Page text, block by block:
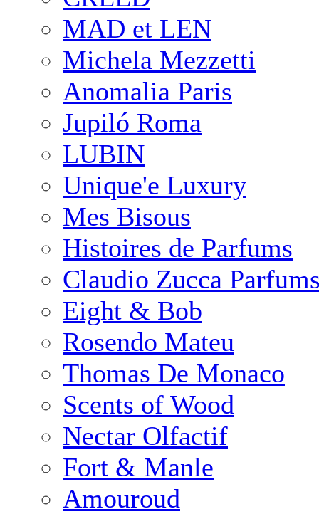
MAD et LEN
Michela Mezzetti
Anomalia Paris
Jupiló Roma
LUBIN
Unique'e Luxury
Mes Bisous
Histoires de Parfums
Claudio Zucca
Eight & Bob
Rosendo Mateu
Thomas De Monaco
Scents of Wood
Nectar Olfactif
Fort & Manle
Amouroud